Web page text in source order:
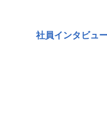
社員インタビュ